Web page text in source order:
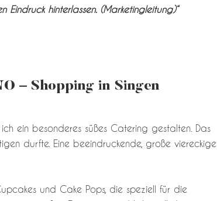
hinterlassen. (Marketingleitung)“
– Shopping in Singen
ein besonderes süßes Catering gestalten. Das
durfte. Eine beeindruckende, große viereckige
und Cake Pops, die speziell für die